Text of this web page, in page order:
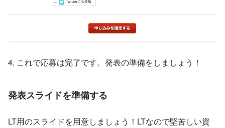
4. これで応募は完了です。発表の準備をしましょう！
発表スライドを準備する
LT用のスライドを用意しましょう！LTなので堅苦しい資